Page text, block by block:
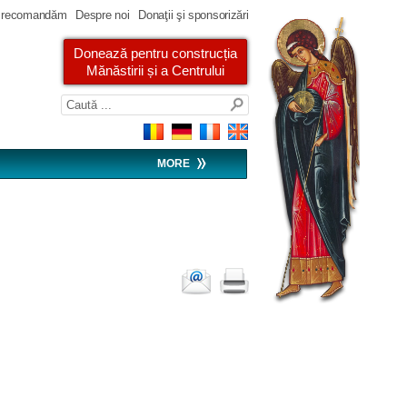
Despre noi Donaţii şi sponsorizări
Donează pentru construcția
Mănăstirii și a Centrului
MORE